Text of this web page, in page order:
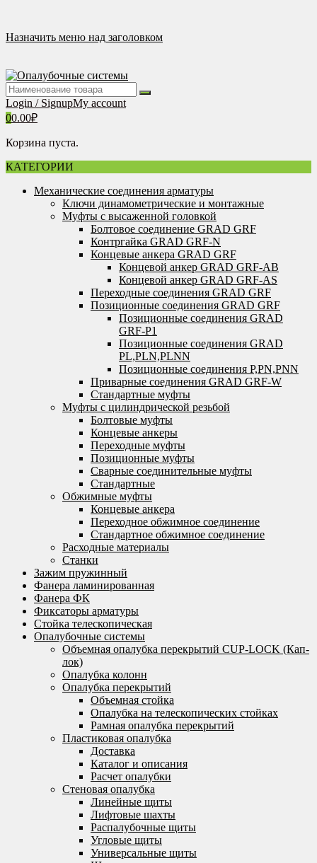
содержимому
Назначить меню над заголовком
Login / SignupMy account
00.00₽
Корзина пуста.
КАТЕГОРИИ
Механические соединения арматуры
Ключи динамометрические и монтажные
Муфты с высаженной головкой
Болтовое соединение GRAD GRF
Контргайка GRAD GRF-N
Концевые анкера GRAD GRF
Концевой анкер GRAD GRF-AB
Концевой анкер GRAD GRF-AS
Переходные соединения GRAD GRF
Позиционные соединения GRAD GRF
Позиционные соединения GRAD
GRF-P1
Позиционные соединения GRAD
PL,PLN,PLNN
Позиционные соединения P,PN,PNN
Приварные соединения GRAD GRF-W
Стандартные муфты
Муфты с цилиндрической резьбой
Болтовые муфты
Концевые анкеры
Переходные муфты
Позиционные муфты
Сварные соединительные муфты
Стандартные
Обжимные муфты
Концевые анкера
Переходное обжимное соединение
Стандартное обжимное соединение
Расходные материалы
Станки
Зажим пружинный
Фанера ламинированная
Фанера ФК
Фиксаторы арматуры
Стойка телескопическая
Опалубочные системы
Объемная опалубка перекрытий CUP-LOCK (Кап-
лок)
Опалубка колонн
Опалубка перекрытий
Объемная стойка
Опалубка на телескопических стойках
Рамная опалубка перекрытий
Пластиковая опалубка
Доставка
Каталог и описания
Расчет опалубки
Стеновая опалубка
Линейные щиты
Лифтовые шахты
Распалубочные щиты
Угловые щиты
Универсальные щиты